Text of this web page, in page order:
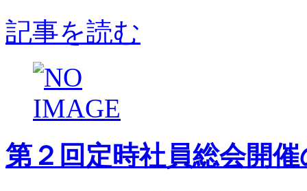
記事を読む
第２回定時社員総会開